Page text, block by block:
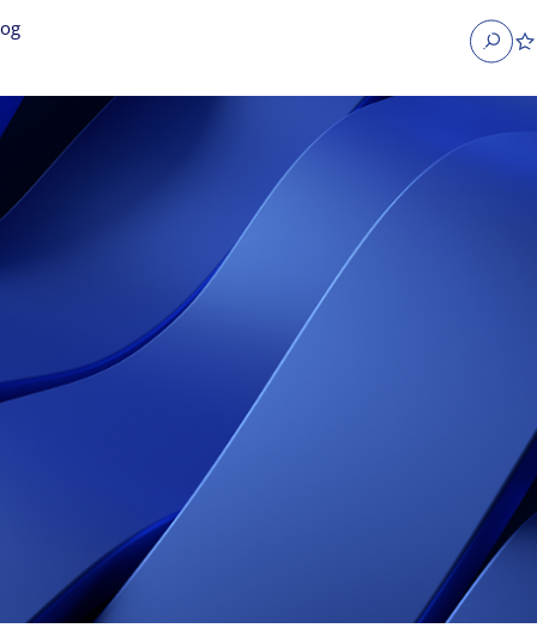
Search
Occupier Services jobs
Property Management jobs
jobs
Administrative jobs
jobs